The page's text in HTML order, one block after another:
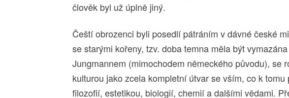
člověk byl už úplně jiný.
Čeští obrozenci byli posedlí pátráním v dávné české
se starými kořeny, tzv. doba temna měla být
Jungmannem (mimochodem německého původu), se
kulturou jako zcela kompletní útvar se vším, co k
filozofií, estetikou, biologií, chemií a dalšími vědami.